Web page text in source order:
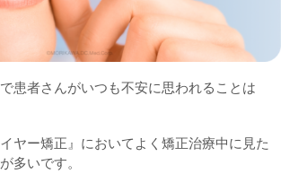
患者さんがいつも不安に思われることは
ヤー矯正』においてよく矯正治療中に見た
多いです。